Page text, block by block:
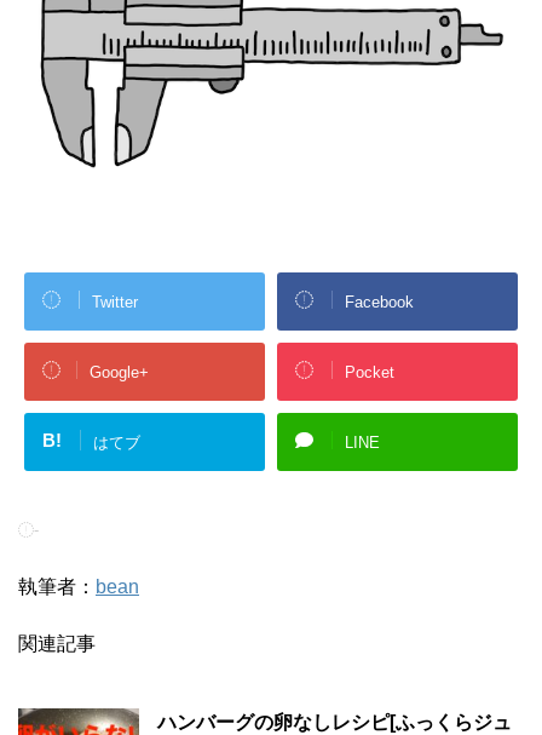
Twitter Facebook
Google+ Pocket
B! はてブ LINE
-
執筆者： bean
関連記事
ハンバーグの卵なしレシピ[ふっくらジュ